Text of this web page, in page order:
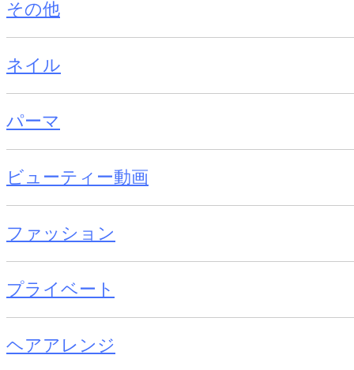
その他
ネイル
パーマ
ビューティー動画
ファッション
プライベート
ヘアアレンジ